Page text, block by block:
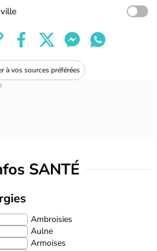
à vos sources préférées
SANTÉ
Ambroisies
Aulne
Armoises